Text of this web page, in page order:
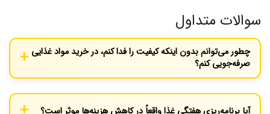
سوالات متداول
چطور می‌توانم بدون اینکه کیفیت را فدا کنم، در خرید مواد غذایی
صرفه‌جویی کنم؟
غلات کامل، سبزیجات و میوه‌های فصل بگذارید. خرید مرغ کامل به جای
آیا برنامه‌ریزی هفتگی غذا واقعاً در کاهش هزینه‌ها موثر است؟